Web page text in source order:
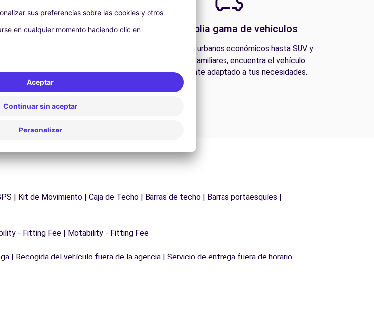
Asistencia 24/7
disponible en cualquier momento
un viaje sin interrupciones.
Una amplia gama de vehículos
Desde coches urbanos económicos hasta SUV y
furgonetas familiares, encuentra el vehículo
perfectamente adaptado a tus necesidades.
| Kit de Movimiento | Caja de Techo | Barras de techo | Barras portaesquíes |
- Fitting Fee | Motability - Fitting Fee
| Recogida del vehículo fuera de la agencia | Servicio de entrega fuera de horario